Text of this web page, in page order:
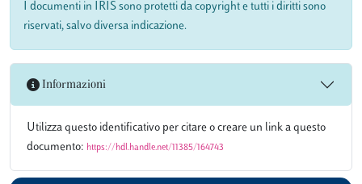
I documenti in IRIS sono protetti da copyright e tutti i diritti sono
riservati, salvo diversa indicazione.
Informazioni
Utilizza questo identificativo per citare o creare un link a questo
documento: https://hdl.handle.net/11385/164743